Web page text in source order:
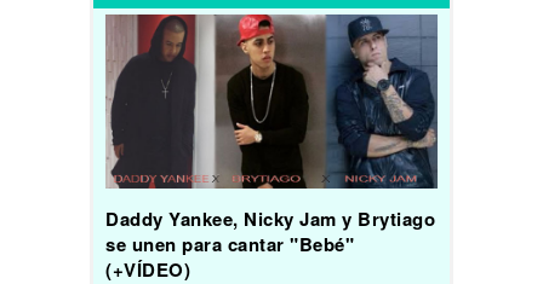
Daddy Yankee, Nicky Jam y Brytiago
se unen para cantar "Bebé"
(+VÍDEO)